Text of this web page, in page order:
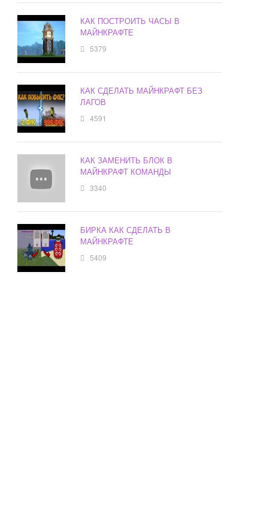
КАК ПОСТРОИТЬ ЧАСЫ В
МАЙНКРАФТЕ
5379
КАК СДЕЛАТЬ МАЙНКРАФТ БЕЗ
ЛАГОВ
4591
КАК ЗАМЕНИТЬ БЛОК В
МАЙНКРАФТ КОМАНДЫ
3340
БИРКА КАК СДЕЛАТЬ В
МАЙНКРАФТЕ
5409